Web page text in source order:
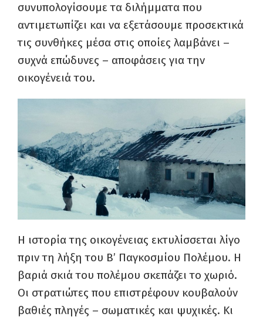
συνυπολογίσουμε τα διλήμματα που
αντιμετωπίζει και να εξετάσουμε προσεκτικά
τις συνθήκες μέσα στις οποίες λαμβάνει –
συχνά επώδυνες – αποφάσεις για την
οικογένειά του.
Η ιστορία της οικογένειας εκτυλίσσεται λίγο
πριν τη λήξη του Β’ Παγκοσμίου Πολέμου. Η
βαριά σκιά του πολέμου σκεπάζει το χωριό.
Οι στρατιώτες που επιστρέφουν κουβαλούν
βαθιές πληγές – σωματικές και ψυχικές. Κι